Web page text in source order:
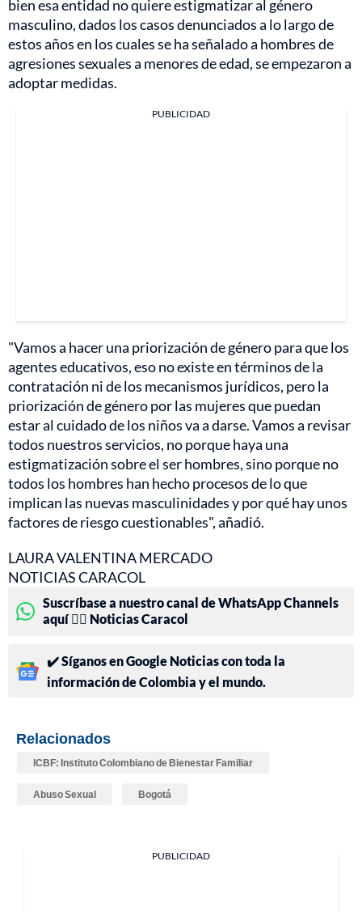
bien esa entidad no quiere estigmatizar al género
masculino, dados los casos denunciados a lo largo de
estos años en los cuales se ha señalado a hombres de
agresiones sexuales a menores de edad, se empezaron a
adoptar medidas.
PUBLICIDAD
"Vamos a hacer una priorización de género para que los
agentes educativos, eso no existe en términos de la
contratación ni de los mecanismos jurídicos, pero la
priorización de género por las mujeres que puedan
estar al cuidado de los niños va a darse. Vamos a revisar
todos nuestros servicios, no porque haya una
estigmatización sobre el ser hombres, sino porque no
todos los hombres han hecho procesos de lo que
implican las nuevas masculinidades y por qué hay unos
factores de riesgo cuestionables", añadió.
LAURA VALENTINA MERCADO
NOTICIAS CARACOL
Suscríbase a nuestro canal de WhatsApp Channels
aquí 👉🏻 Noticias Caracol
✔️ Síganos en Google Noticias con toda la
información de Colombia y el mundo.
Relacionados
ICBF: Instituto Colombiano de Bienestar Familiar
Abuso Sexual Bogotá
PUBLICIDAD